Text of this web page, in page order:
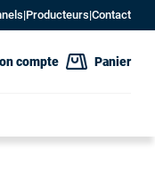
|Producteurs|Contact
compte Panier